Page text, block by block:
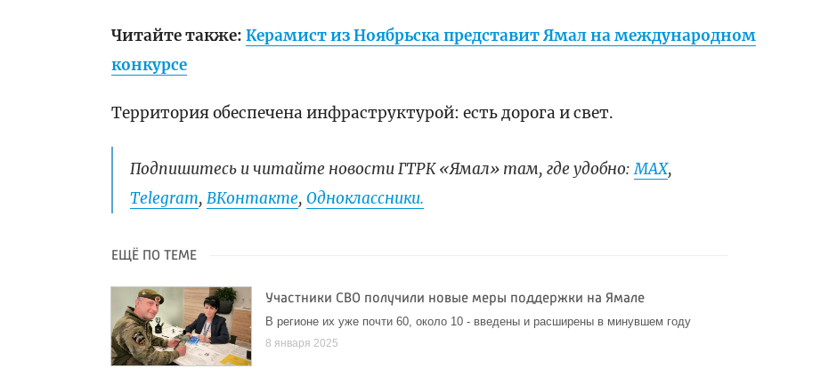
Читайте также:Керамист из Ноябрьска представит Ямал на международном
конкурсе
Территория обеспечена инфраструктурой: есть дорога и свет.
Подпишитесь и читайте новости ГТРК «Ямал» там, где удобно:МАХ,
Telegram,ВКонтакте,Одноклассники.
ЕЩЁ ПО ТЕМЕ
Участники СВО получили новые меры поддержки на Ямале
В регионе их уже почти 60, около 10 - введены и расширены в минувшем году
8 января 2025